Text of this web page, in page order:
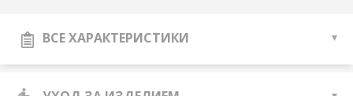
ВСЕ ХАРАКТЕРИСТИКИ